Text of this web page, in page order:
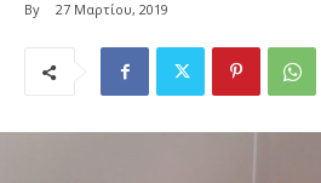
By 27 Μαρτίου, 2019